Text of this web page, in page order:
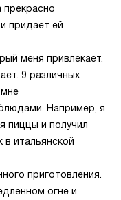
прекрасно
придает ей
меня привлекает.
9 различных
Например, я
пиццы и получил
в итальянской
приготовления.
огне и